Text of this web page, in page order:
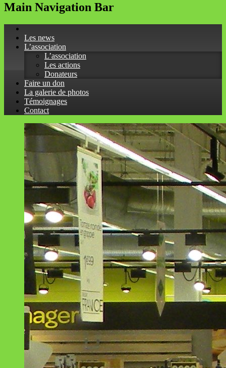
Main Navigation Bar
Les news
L’association
L’association
Les actions
Donateurs
Faire un don
La galerie de photos
Témoignages
Contact